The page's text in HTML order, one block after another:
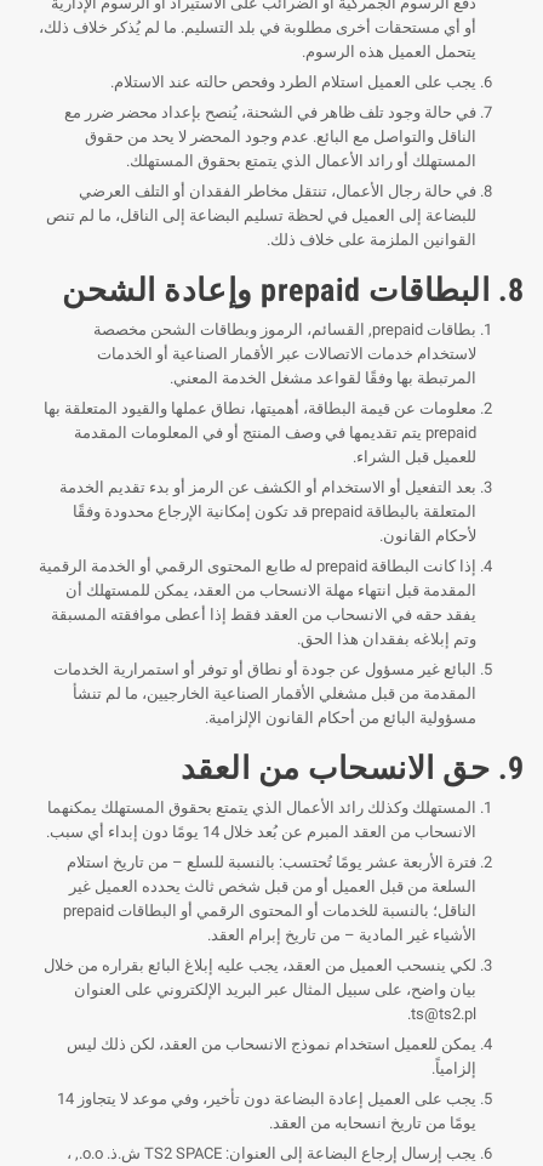
أو أي مستحقات أخرى مطلوبة في بلد التسليم. ما لم يُذكر خلاف ذلك،
يتحمل العميل هذه الرسوم.
يجب على العميل استلام الطرد وفحص حالته عند الاستلام.
في حالة وجود تلف ظاهر في الشحنة، يُنصح بإعداد محضر ضرر مع
الناقل والتواصل مع البائع. عدم وجود المحضر لا يحد من حقوق
المستهلك أو رائد الأعمال الذي يتمتع بحقوق المستهلك.
في حالة رجال الأعمال، تنتقل مخاطر الفقدان أو التلف العرضي
للبضاعة إلى العميل في لحظة تسليم البضاعة إلى الناقل، ما لم تنص
القوانين الملزمة على خلاف ذلك.
8. البطاقات prepaid وإعادة الشحن
بطاقات prepaid, القسائم، الرموز وبطاقات الشحن مخصصة
لاستخدام خدمات الاتصالات عبر الأقمار الصناعية أو الخدمات
المرتبطة بها وفقًا لقواعد مشغل الخدمة المعني.
معلومات عن قيمة البطاقة، أهميتها، نطاق عملها والقيود المتعلقة بها
prepaid يتم تقديمها في وصف المنتج أو في المعلومات المقدمة
للعميل قبل الشراء.
بعد التفعيل أو الاستخدام أو الكشف عن الرمز أو بدء تقديم الخدمة
المتعلقة بالبطاقة prepaid قد تكون إمكانية الإرجاع محدودة وفقًا
لأحكام القانون.
إذا كانت البطاقة prepaid له طابع المحتوى الرقمي أو الخدمة الرقمية
المقدمة قبل انتهاء مهلة الانسحاب من العقد، يمكن للمستهلك أن
يفقد حقه في الانسحاب من العقد فقط إذا أعطى موافقته المسبقة
وتم إبلاغه بفقدان هذا الحق.
البائع غير مسؤول عن جودة أو نطاق أو توفر أو استمرارية الخدمات
المقدمة من قبل مشغلي الأقمار الصناعية الخارجيين، ما لم تنشأ
مسؤولية البائع من أحكام القانون الإلزامية.
9. حق الانسحاب من العقد
المستهلك وكذلك رائد الأعمال الذي يتمتع بحقوق المستهلك يمكنهما
الانسحاب من العقد المبرم عن بُعد خلال 14 يومًا دون إبداء أي سبب.
فترة الأربعة عشر يومًا تُحتسب: بالنسبة للسلع – من تاريخ استلام
السلعة من قبل العميل أو من قبل شخص ثالث يحدده العميل غير
الناقل؛ بالنسبة للخدمات أو المحتوى الرقمي أو البطاقات prepaid
الأشياء غير المادية – من تاريخ إبرام العقد.
لكي ينسحب العميل من العقد، يجب عليه إبلاغ البائع بقراره من خلال
بيان واضح، على سبيل المثال عبر البريد الإلكتروني على العنوان
ts@ts2.pl
.
يمكن للعميل استخدام نموذج الانسحاب من العقد، لكن ذلك ليس
إلزامياً.
يجب على العميل إعادة البضاعة دون تأخير، وفي موعد لا يتجاوز 14
يومًا من تاريخ انسحابه من العقد.
يجب إرسال إرجاع البضاعة إلى العنوان: TS2 SPACE ش.ذ. o.o., ،